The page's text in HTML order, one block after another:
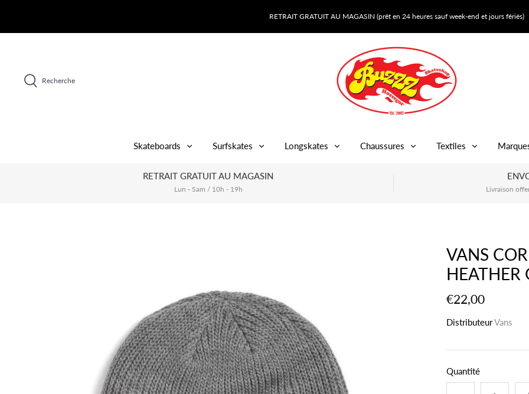
contenu
RETRAIT GRATUIT AU MAGASIN (prêt en 24 heures sauf week-end et jours fériés)
Recherche
Skateboards Surfskates Longskates Chaussures Textiles
RETRAIT GRATUIT AU MAGASIN
Lun - Sam / 10h - 19h Livraison
VANS
HEATHER
€22,00
DistributeurVans
Quantité